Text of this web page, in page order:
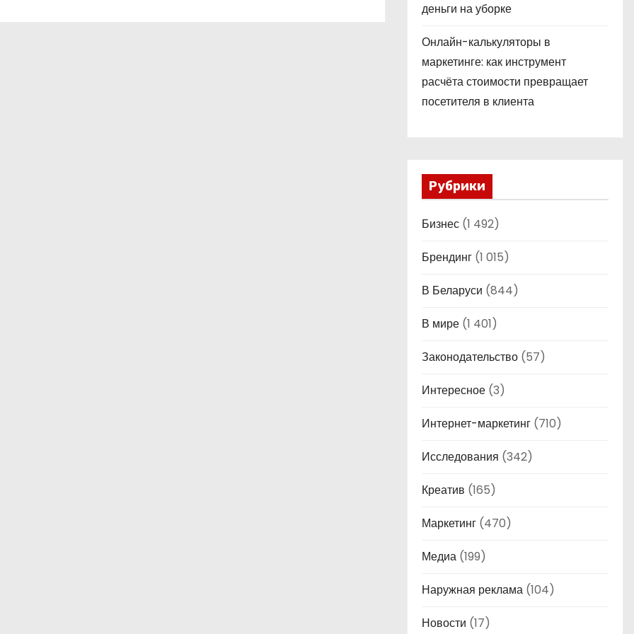
деньги на уборке
Онлайн-калькуляторы в
маркетинге: как инструмент
расчёта стоимости превращает
посетителя в клиента
Рубрики
Бизнес (1 492)
Брендинг (1 015)
В Беларуси (844)
В мире (1 401)
Законодательство (57)
Интересное (3)
Интернет-маркетинг (710)
Исследования (342)
Креатив (165)
Маркетинг (470)
Медиа (199)
Наружная реклама (104)
Новости (17)